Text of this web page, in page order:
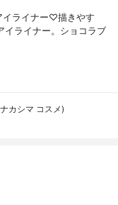
イライナー♡描きやす
イライナー。ショコラブ
カシマ コスメ)